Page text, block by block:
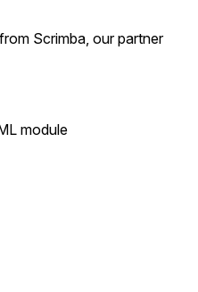
Scrimba, our partner
module